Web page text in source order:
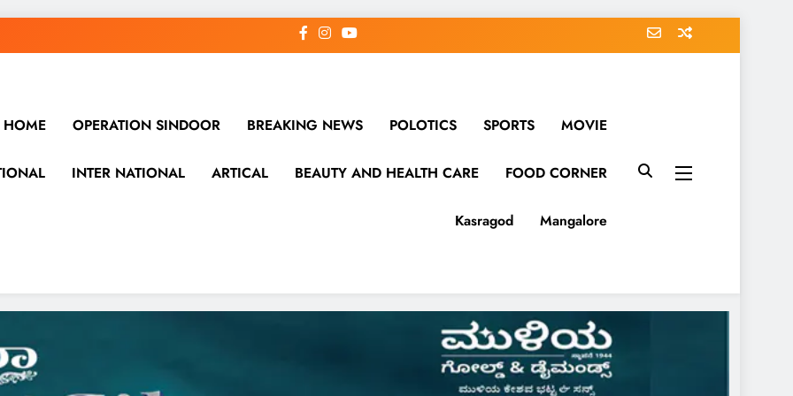
HOME OPERATION SINDOOR BREAKING NEWS POLOTICS SPORTS MOVIE
INTER NATIONAL ARTICAL BEAUTY AND HEALTH CARE FOOD CORNER
Kasragod Mangalore